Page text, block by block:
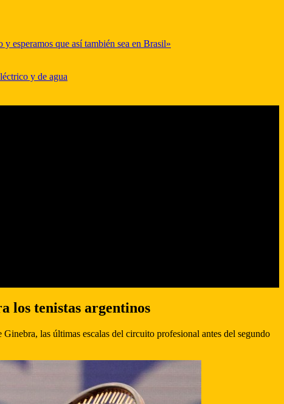
esperamos que así también sea en Brasil»
y de agua
los tenistas argentinos
las últimas escalas del circuito profesional antes del segundo